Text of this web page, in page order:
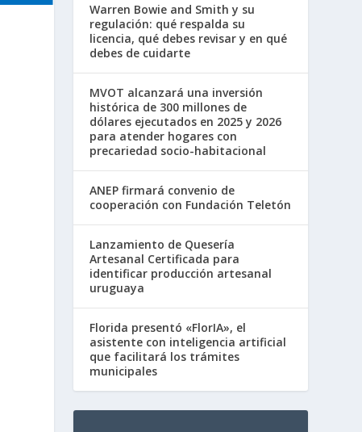
Warren Bowie and Smith y su
regulación: qué respalda su
licencia, qué debes revisar y en qué
debes de cuidarte
MVOT alcanzará una inversión
histórica de 300 millones de
dólares ejecutados en 2025 y 2026
para atender hogares con
precariedad socio-habitacional
ANEP firmará convenio de
cooperación con Fundación Teletón
Lanzamiento de Quesería
Artesanal Certificada para
identificar producción artesanal
uruguaya
Florida presentó «FlorIA», el
asistente con inteligencia artificial
que facilitará los trámites
municipales